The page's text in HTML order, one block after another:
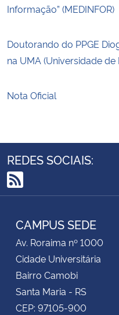
Informação” (MEDINFOR)
Doutorando do PPGE
na UMA (Universidade
Nota Oficial
REDES SOCIAIS:
RSS
CAMPUS SEDE
Av. Roraima nº 1000
Cidade Universitária
Bairro Camobi
Santa Maria - RS
CEP: 97105-900